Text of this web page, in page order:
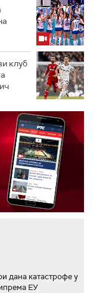
клуб
дана катастрофе у
ЕУ